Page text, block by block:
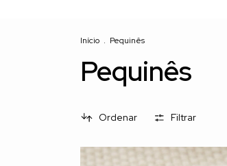
Início . Pequinês
Pequinês
Ordenar Filtrar